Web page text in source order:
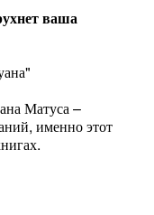
ваша
Матуса –
именно этот